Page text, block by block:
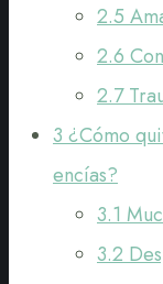
2.5
2.6
2.7
3 ¿Cómo
encías?
3.1
3.2